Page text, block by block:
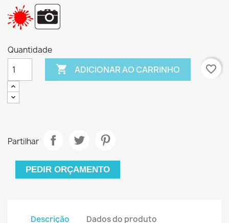
Quantidade
 ADICIONAR AO CARRINHO favorite_border
Partilhar
PEDIR ORÇAMENTO
Descrição Dados do produto